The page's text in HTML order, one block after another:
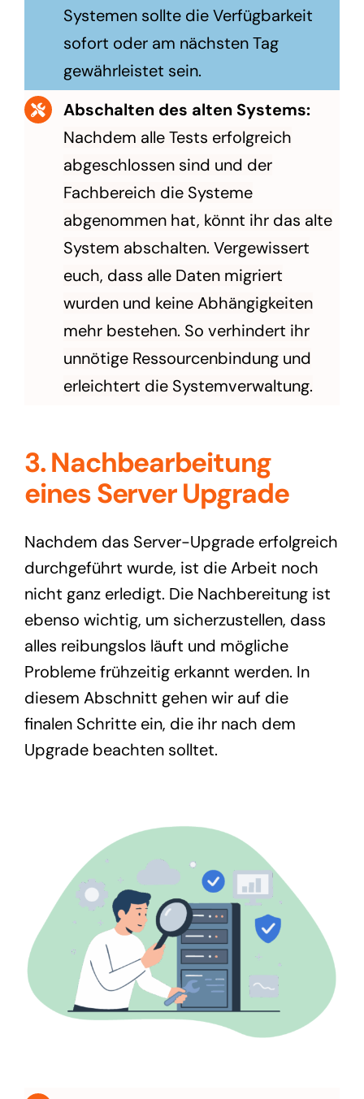
Systemen sollte die Verfügbarkeit
sofort oder am nächsten Tag
gewährleistet sein.
Abschalten des alten Systems:
Nachdem alle Tests erfolgreich
abgeschlossen sind und der
Fachbereich die Systeme
abgenommen hat, könnt ihr das alte
System abschalten. Vergewissert
euch, dass alle Daten migriert
wurden und keine Abhängigkeiten
mehr bestehen. So verhindert ihr
unnötige Ressourcenbindung und
erleichtert die Systemverwaltung.
3. Nachbearbeitung
eines Server Upgrade
Nachdem das Server-Upgrade erfolgreich
durchgeführt wurde, ist die Arbeit noch
nicht ganz erledigt. Die Nachbereitung ist
ebenso wichtig, um sicherzustellen, dass
alles reibungslos läuft und mögliche
Probleme frühzeitig erkannt werden. In
diesem Abschnitt gehen wir auf die
finalen Schritte ein, die ihr nach dem
Upgrade beachten solltet.